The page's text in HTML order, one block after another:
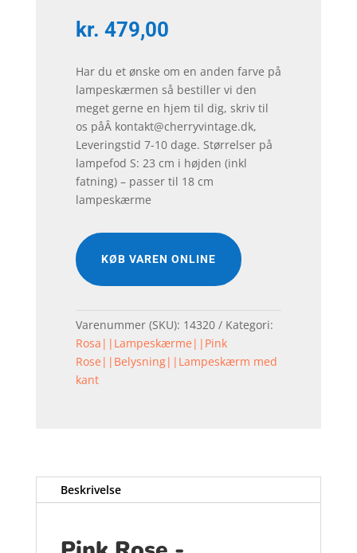
kr. 479,00
Har du et ønske om en anden farve på
lampeskærmen så bestiller vi den
meget gerne en hjem til dig, skriv til
os påÂ kontakt@cherryvintage.dk,
Leveringstid 7-10 dage. Størrelser på
lampefod S: 23 cm i højden (inkl
fatning) – passer til 18 cm
lampeskærme
KØB VAREN ONLINE
Varenummer (SKU): 14320
Kategori:
Rosa||Lampeskærme||Pink
Rose||Belysning||Lampeskærm med
kant
Beskrivelse